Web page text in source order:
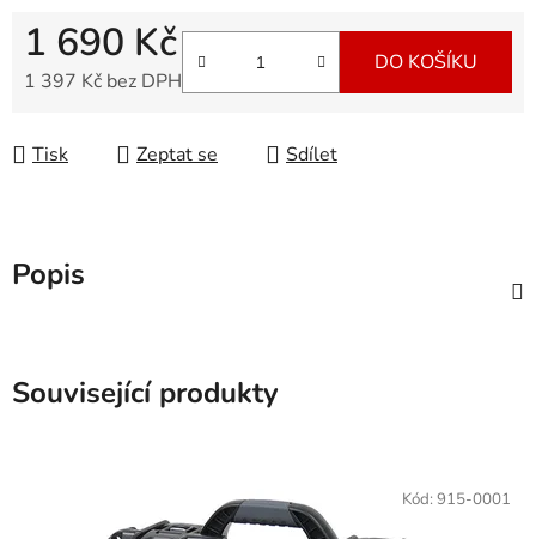
1 690 Kč
1 397 Kč bez DPH
DO KOŠÍKU
Tisk Zeptat se Sdílet
Popis
Související produkty
Kód: 915-0001